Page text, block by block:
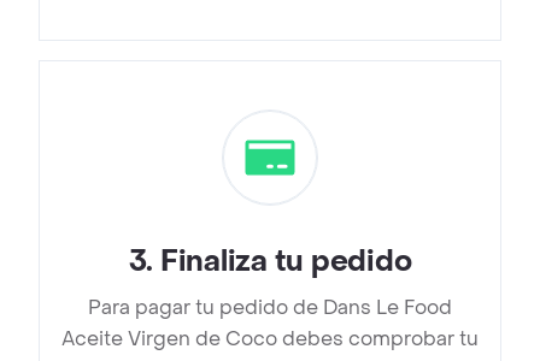
3. Finaliza tu pedido
Para pagar tu pedido de Dans Le Food
Aceite Virgen de Coco debes comprobar tu